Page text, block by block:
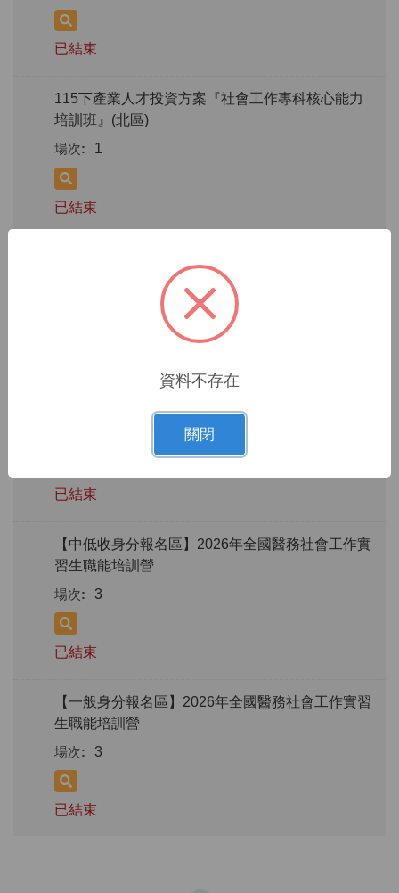
已結束
115下產業人才投資方案『社會工作專科核心能力
培訓班』(北區)
1
已結束
專區＆徵稿簡則】
【低收身分報名區】2026年全國醫務社會工作實習
已結束
【中低收身分報名區】2026年全國醫務社會工作實
習生職能培訓營
3
已結束
【一般身分報名區】2026年全國醫務社會工作實習
生職能培訓營
3
已結束
資料不存在
關閉